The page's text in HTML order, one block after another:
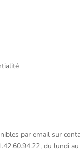
par email sur
du lundi